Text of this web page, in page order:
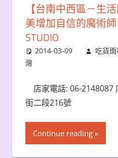
【台南中西區－生
美增加自信的魔術
STUDIO
2014-03-09 吃貨雨
灣
店家電話: 06-2148087
街二段216號
Continue reading